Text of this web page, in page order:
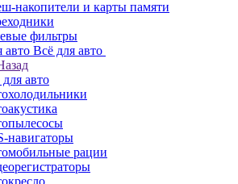
накопители и карты памяти
фильтры
Всё для авто
авто
навигаторы
рации